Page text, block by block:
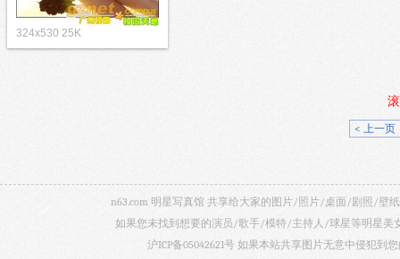
324x530 25K
< 上一页
n63.com 明星写真馆 共享给大家的图片/照片/桌面/剧照/壁
如果您未找到想要的演员/歌手/模特/主持人/球星等明星美
沪ICP备05042621号 如果本站共享图片无意中侵犯到